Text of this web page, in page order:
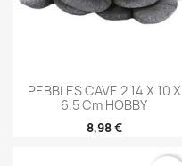
PEBBLES CAVE 2 14 X 10 X
6.5 Cm HOBBY
8,98 €